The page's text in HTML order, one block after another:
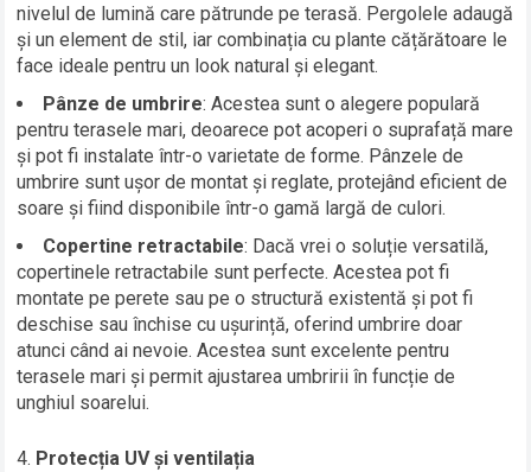
nivelul de lumină care pătrunde pe terasă. Pergolele adaugă
și un element de stil, iar combinația cu plante cățărătoare le
face ideale pentru un look natural și elegant.
Pânze de umbrire: Acestea sunt o alegere populară
pentru terasele mari, deoarece pot acoperi o suprafață mare
și pot fi instalate într-o varietate de forme. Pânzele de
umbrire sunt ușor de montat și reglate, protejând eficient de
soare și fiind disponibile într-o gamă largă de culori.
Copertine retractabile: Dacă vrei o soluție versatilă,
copertinele retractabile sunt perfecte. Acestea pot fi
montate pe perete sau pe o structură existentă și pot fi
deschise sau închise cu ușurință, oferind umbrire doar
atunci când ai nevoie. Acestea sunt excelente pentru
terasele mari și permit ajustarea umbririi în funcție de
unghiul soarelui.
Protecția UV și ventilația